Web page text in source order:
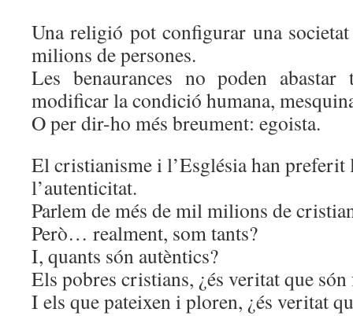
Una religió pot configurar una
milions de persones.
Les benaurances no poden
modificar la condició humana,
O per dir-ho més breument: egoista.
El cristianisme i l’Església han preferit
l’autenticitat.
Parlem de més de mil milions de
Però… realment, som tants?
I, quants són autèntics?
Els pobres cristians, ¿és veritat que
I els que pateixen i ploren, ¿és veritat